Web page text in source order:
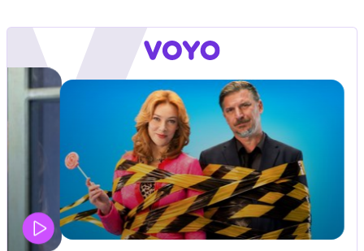
DOSJE JARAK